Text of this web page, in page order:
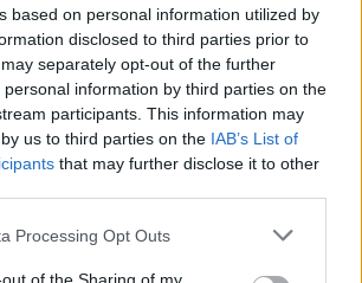
based on personal information utilized by
disclosed to third parties prior to
separately opt-out of the further
information by third parties on the
participants. This information may
us to third parties on the IAB’s List of
that may further disclose it to other
Processing Opt Outs
kommer Gasa-bygningen
et erhvervsnetværk og et stort